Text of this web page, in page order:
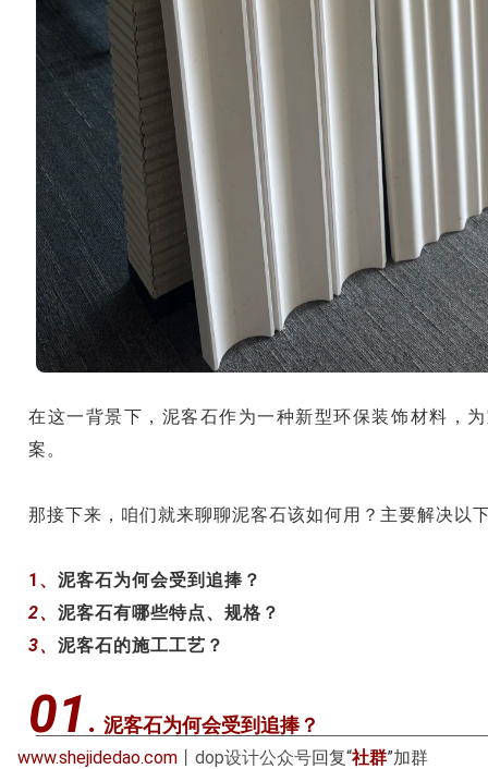
在这一背景下，泥客石作为一种新型环保装饰材料，
案。
那接下来，咱们就来聊聊泥客石该如何用？主要解决以
1、 泥客石为何会受到追捧？
2、 泥客石有哪些特点、规格？
3、 泥客石的施工工艺？
01 . 泥客石为何会受到追捧？
www.shejidedao.com 丨dop设计公众号回复“社群”加群